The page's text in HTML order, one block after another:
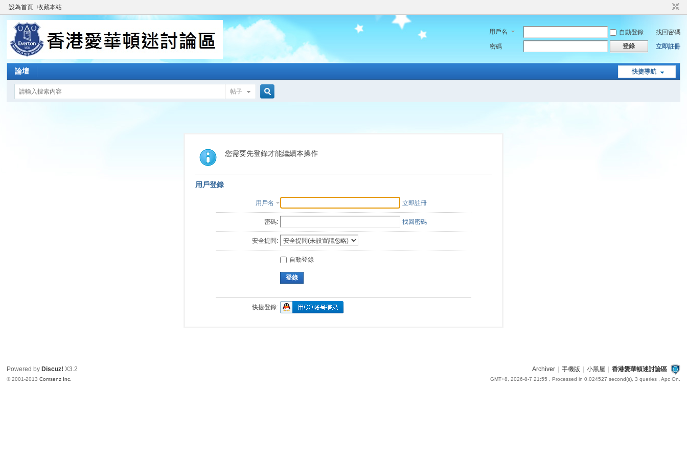
設為首頁 收藏本站
用戶名 自動登錄
找回密碼
密碼
登錄 立即註冊
快捷導航
論壇
帖子
索
您需要先登錄才能繼續本操作
用戶登錄
用戶名 立即註冊
密碼: 找回密碼
安全提問:
自動登錄
登錄
快捷登錄:
Archiver 手機版 小黑屋 香港愛華頓迷討論區
GMT+8, 2026-8-7 21:55 , Processed in 0.024527 second(s), 3 queries , Apc On.
Powered by Discuz! X3.2
© 2001-2013Comsenz Inc.